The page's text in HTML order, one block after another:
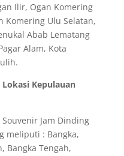
Ilir, Ogan Komering
Komering Ulu Selatan,
Abab Lematang
Alam, Kota
Kepulauan
Jam Dinding
meliputi : Bangka,
Bangka Tengah,